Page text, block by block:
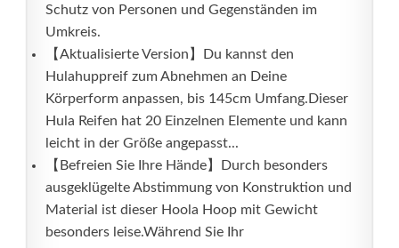
Schutz von Personen und Gegenständen im
Umkreis.
【Aktualisierte Version】Du kannst den
Hulahuppreif zum Abnehmen an Deine
Körperform anpassen, bis 145cm Umfang.Dieser
Hula Reifen hat 20 Einzelnen Elemente und kann
leicht in der Größe angepasst...
【Befreien Sie Ihre Hände】Durch besonders
ausgeklügelte Abstimmung von Konstruktion und
Material ist dieser Hoola Hoop mit Gewicht
besonders leise.Während Sie Ihr